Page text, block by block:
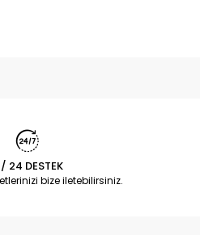
24 DESTEK
bize iletebilirsiniz.